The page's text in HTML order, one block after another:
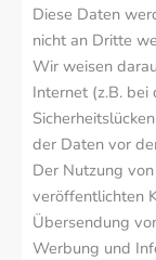
Diese Daten
nicht an Dritte
Wir weisen
Internet (z.B. bei
der Daten vor
Der Nutzung
veröffentlichten
Übersendung
Werbung und